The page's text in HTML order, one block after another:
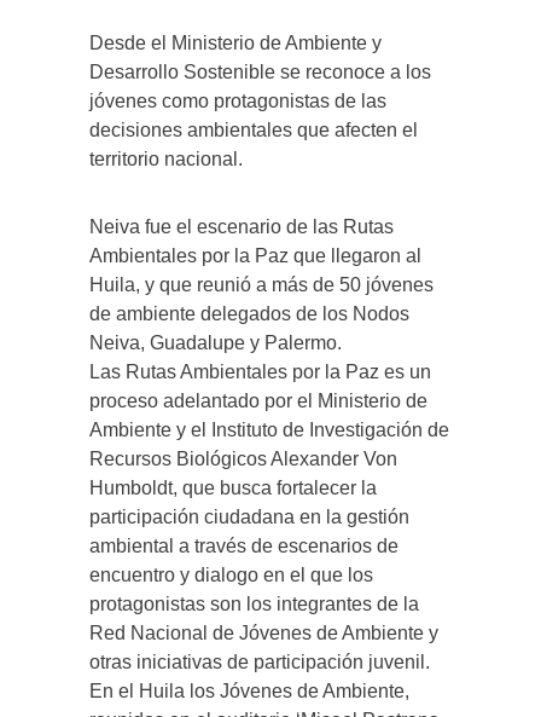
Desde el Ministerio de Ambiente y
Desarrollo Sostenible se reconoce a los
jóvenes como protagonistas de las
decisiones ambientales que afecten el
territorio nacional.
Neiva fue el escenario de las Rutas
Ambientales por la Paz que llegaron al
Huila, y que reunió a más de 50 jóvenes
de ambiente delegados de los Nodos
Neiva, Guadalupe y Palermo.
Las Rutas Ambientales por la Paz es un
proceso adelantado por el Ministerio de
Ambiente y el Instituto de Investigación de
Recursos Biológicos Alexander Von
Humboldt, que busca fortalecer la
participación ciudadana en la gestión
ambiental a través de escenarios de
encuentro y dialogo en el que los
protagonistas son los integrantes de la
Red Nacional de Jóvenes de Ambiente y
otras iniciativas de participación juvenil.
En el Huila los Jóvenes de Ambiente,